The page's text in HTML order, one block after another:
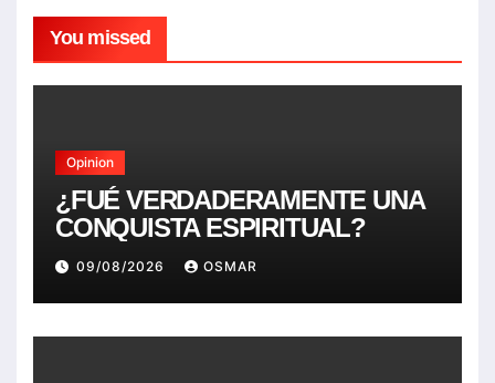
You missed
Opinion
¿FUÉ VERDADERAMENTE UNA
CONQUISTA ESPIRITUAL?
09/08/2026 OSMAR